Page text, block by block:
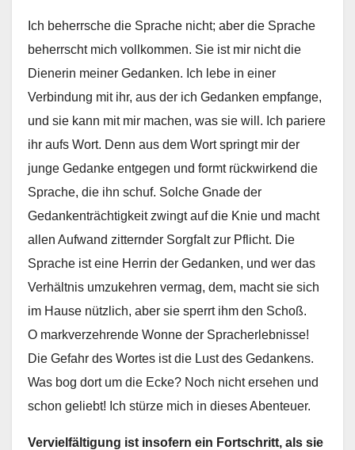
Ich beherrsche die Sprache nicht; aber die Sprache
beherrscht mich vollkommen. Sie ist mir nicht die
Dienerin meiner Gedanken. Ich lebe in einer
Verbindung mit ihr, aus der ich Gedanken empfange,
und sie kann mit mir machen, was sie will. Ich pariere
ihr aufs Wort. Denn aus dem Wort springt mir der
junge Gedanke entgegen und formt rückwirkend die
Sprache, die ihn schuf. Solche Gnade der
Gedankenträchtigkeit zwingt auf die Knie und macht
allen Aufwand zitternder Sorgfalt zur Pflicht. Die
Sprache ist eine Herrin der Gedanken, und wer das
Verhältnis umzukehren vermag, dem, macht sie sich
im Hause nützlich, aber sie sperrt ihm den Schoß.
O markverzehrende Wonne der Spracherlebnisse!
Die Gefahr des Wortes ist die Lust des Gedankens.
Was bog dort um die Ecke? Noch nicht ersehen und
schon geliebt! Ich stürze mich in dieses Abenteuer.
Vervielfältigung ist insofern ein Fortschritt, als sie